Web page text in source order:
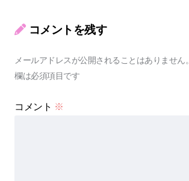
コメントを残す
メールアドレスが公開されることはありません。
欄は必須項目です
コメント ※